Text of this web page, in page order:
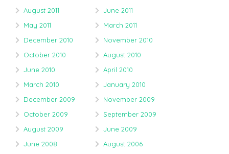
August 2011
June 2011
May 2011
March 2011
December 2010
November 2010
October 2010
August 2010
June 2010
April 2010
March 2010
January 2010
December 2009
November 2009
October 2009
September 2009
August 2009
June 2009
June 2008
August 2006